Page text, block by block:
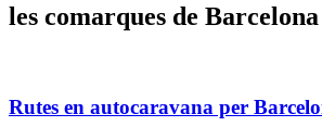
les comarques de Barcelona
Rutes en autocaravana per